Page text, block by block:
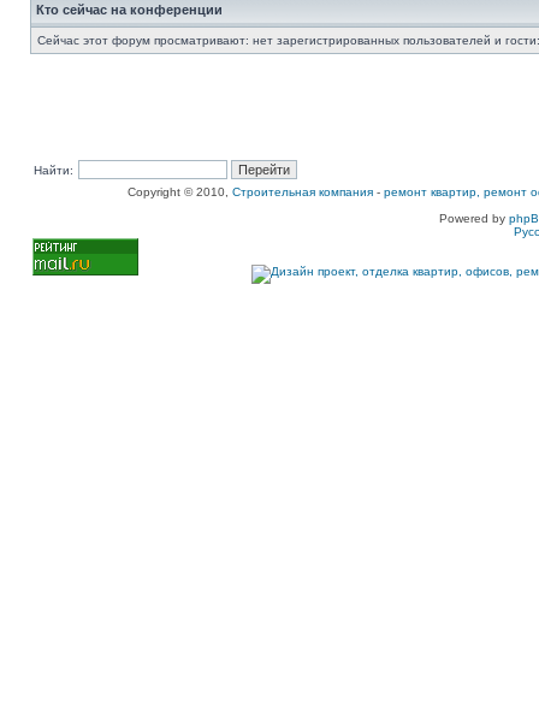
Кто сейчас на конференции
Сейчас этот форум просматривают: нет зарегистрированных пользователей и
Найти:
Copyright © 2010, Строительная компания - ремонт квартир, ремонт
Powered by